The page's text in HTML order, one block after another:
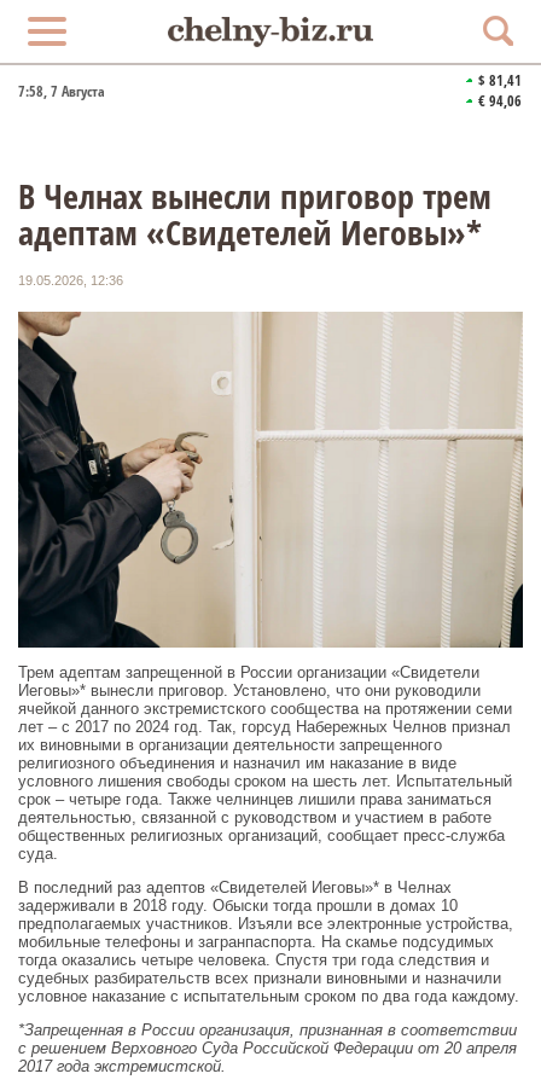
7:58, 7 Августа
$ 81,41
€ 94,06
В Челнах вынесли приговор трем
адептам «Свидетелей Иеговы»*
19.05.2026, 12:36
Трем адептам запрещенной в России организации «Свидетели
Иеговы»* вынесли приговор. Установлено, что они руководили
ячейкой данного экстремистского сообщества на протяжении семи
лет – с 2017 по 2024 год. Так, горсуд Набережных Челнов признал
их виновными в организации деятельности запрещенного
религиозного объединения и назначил им наказание в виде
условного лишения свободы сроком на шесть лет. Испытательный
срок – четыре года. Также челнинцев лишили права заниматься
деятельностью, связанной с руководством и участием в работе
общественных религиозных организаций, сообщает пресс-служба
суда.
В последний раз адептов «Свидетелей Иеговы»* в Челнах
задерживали в 2018 году. Обыски тогда прошли в домах 10
предполагаемых участников. Изъяли все электронные устройства,
мобильные телефоны и загранпаспорта. На скамье подсудимых
тогда оказались четыре человека. Спустя три года следствия и
судебных разбирательств всех признали виновными и назначили
условное наказание с испытательным сроком по два года каждому.
*Запрещенная в России организация, признанная в соответствии
с решением Верховного Суда Российской Федерации от 20 апреля
2017 года экстремистской.